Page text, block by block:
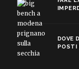
DOVE
POSTI